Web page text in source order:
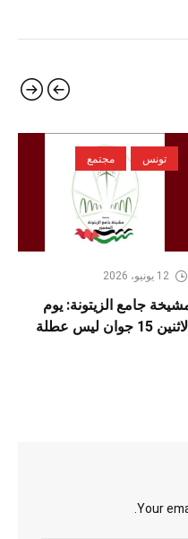
تونس مجتمع
12 يونيو، 2026
جامع الزيتونة: يوم
15 جوان ليس عطلة
Your